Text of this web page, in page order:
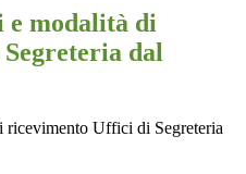
e modalità di
dal
ricevimento Uffici di Segreteria